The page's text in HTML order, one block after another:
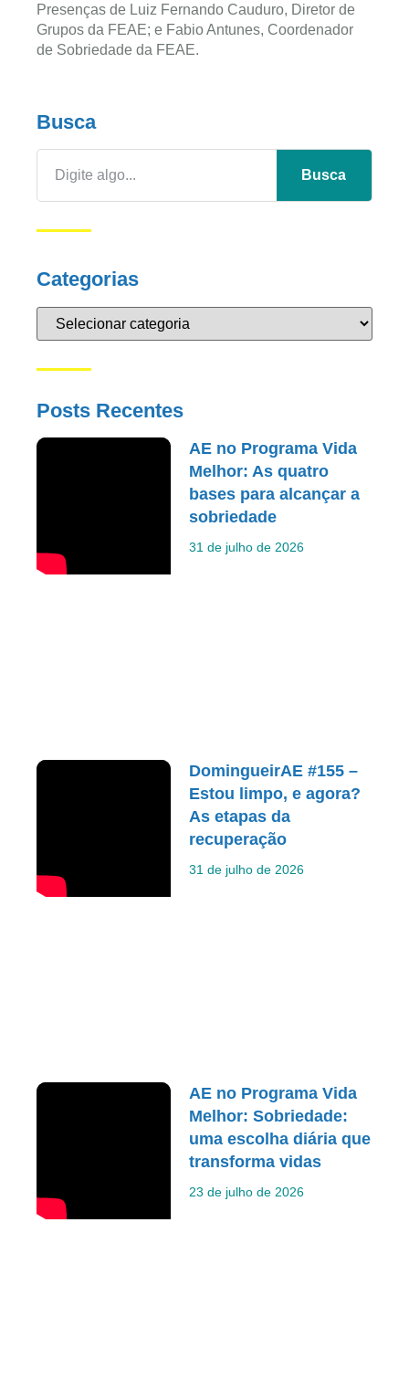
Presenças de Luiz Fernando Cauduro, Diretor de
Grupos da FEAE; e Fabio Antunes, Coordenador
de Sobriedade da FEAE.
Busca
Busca
Categorias
Posts Recentes
AE no Programa Vida
Melhor: As quatro
bases para alcançar a
sobriedade
31 de julho de 2026
DomingueirAE #155 –
Estou limpo, e agora?
As etapas da
recuperação
31 de julho de 2026
AE no Programa Vida
Melhor: Sobriedade:
uma escolha diária que
transforma vidas
23 de julho de 2026